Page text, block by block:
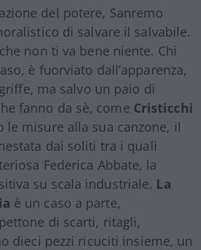
del potere, Sanremo
di salvare il salvabile.
non ti va bene niente. Chi
è fuorviato dall’apparenza,
ma salvo un paio di
fanno da sè, come Cristicchi
le misure alla sua canzone, il
dai soliti tra i quali
Federica Abbate, la
su scala industriale. La
è un caso a parte,
di scarti, ritagli,
dieci pezzi ricuciti insieme, un